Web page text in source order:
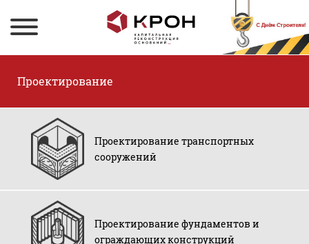
Проектирование
Проектирование транспортных
сооружений
Проектирование фундаментов и
ограждающих конструкций